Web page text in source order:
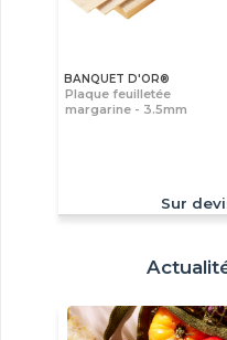
BANQUET D'OR®
Plaque feuilletée
margarine - 3.5mm
Sur